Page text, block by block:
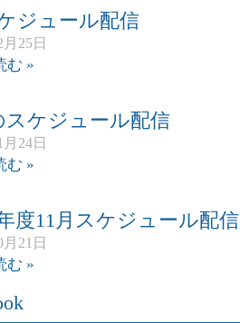
ジュール配信
25日
む »
スケジュール配信
24日
む »
度11月スケジュール配信
21日
む »